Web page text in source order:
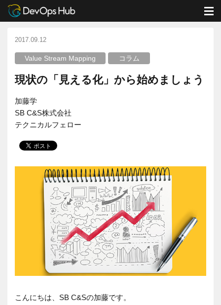
DevOps Hub ブログ コラム
2017.09.12
Value Stream Mapping コラム
現状の「見える化」から始めましょう
加藤学
SB C&S株式会社
テクニカルフェロー
こんにちは、SB C&Sの加藤です。